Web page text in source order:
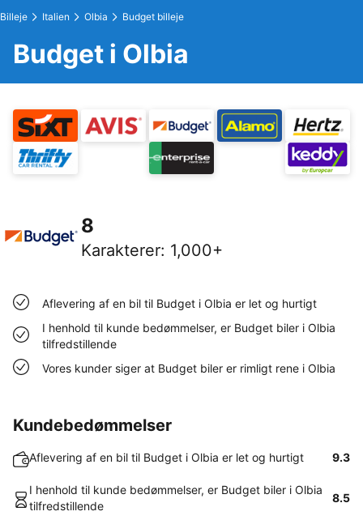
Billeje Italien Olbia Budget billeje
Budget i Olbia
8
Karakterer: 1,000+
Aflevering af en bil til Budget i Olbia er let og hurtigt
I henhold til kunde bedømmelser, er Budget biler i Olbia
tilfredstillende
Vores kunder siger at Budget biler er rimligt rene i Olbia
Kundebedømmelser
Aflevering af en bil til Budget i Olbia er let og hurtigt 9.3
I henhold til kunde bedømmelser, er Budget biler i Olbia
tilfredstillende
8.5